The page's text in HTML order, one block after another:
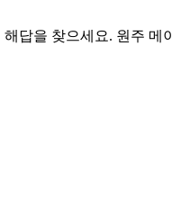
답을 찾으세요. 원주